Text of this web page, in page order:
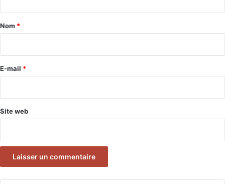
a
e
Nom *
E-mail *
Site web